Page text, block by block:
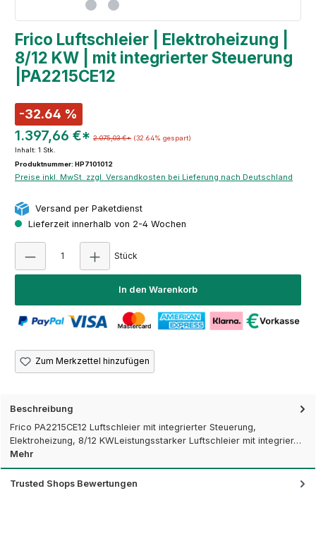
Frico Luftschleier | Elektroheizung |
8/12 KW | mit integrierter Steuerung
|PA2215CE12
-32.64 %
1.397,66 €* 2.075,03 €* (32.64% gespart)
Inhalt: 1 Stk.
Produktnummer: HP7101012
Preise inkl. MwSt. zzgl. Versandkosten bei Lieferung nach Deutschland
Versand per Paketdienst
Lieferzeit innerhalb von 2-4 Wochen
Stück
In den Warenkorb
Zum Merkzettel hinzufügen
Beschreibung
Frico PA2215CE12 Luftschleier mit integrierter Steuerung,
Elektroheizung, 8/12 KWLeistungsstarker Luftschleier mit integrier…
Mehr
Trusted Shops Bewertungen